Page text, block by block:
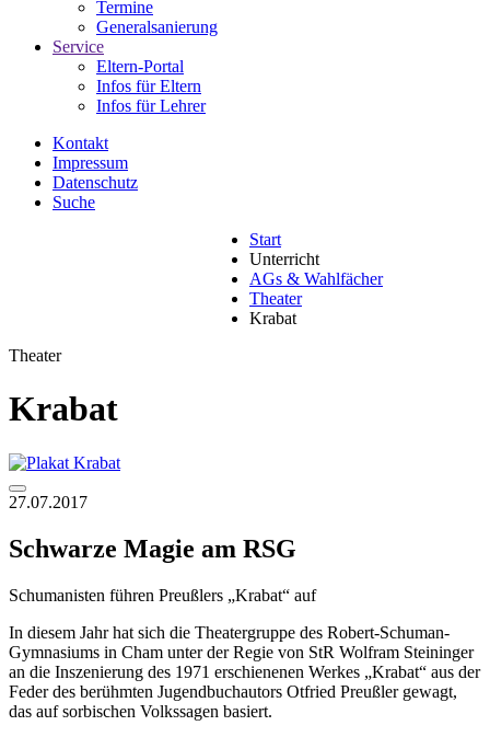
Termine
Generalsanierung
Service
Eltern-Portal
Infos für Eltern
Infos für Lehrer
Kontakt
Impressum
Datenschutz
Suche
Start
Unterricht
AGs & Wahlfächer
Theater
Krabat
Theater
Krabat
27.07.2017
Schwarze Magie am RSG
Schumanisten führen Preußlers „Krabat“ auf
In diesem Jahr hat sich die Theatergruppe des Robert-Schuman-
Gymnasiums in Cham unter der Regie von StR Wolfram Steininger
an die Inszenierung des 1971 erschienenen Werkes „Krabat“ aus der
Feder des berühmten Jugendbuchautors Otfried Preußler gewagt,
das auf sorbischen Volkssagen basiert.